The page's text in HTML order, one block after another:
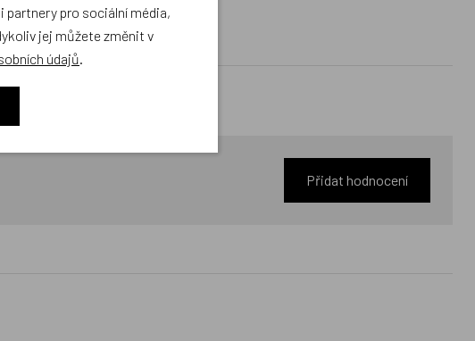
Přidat hodnocení
partnery pro sociální média,
jej můžete změnit v
údajů